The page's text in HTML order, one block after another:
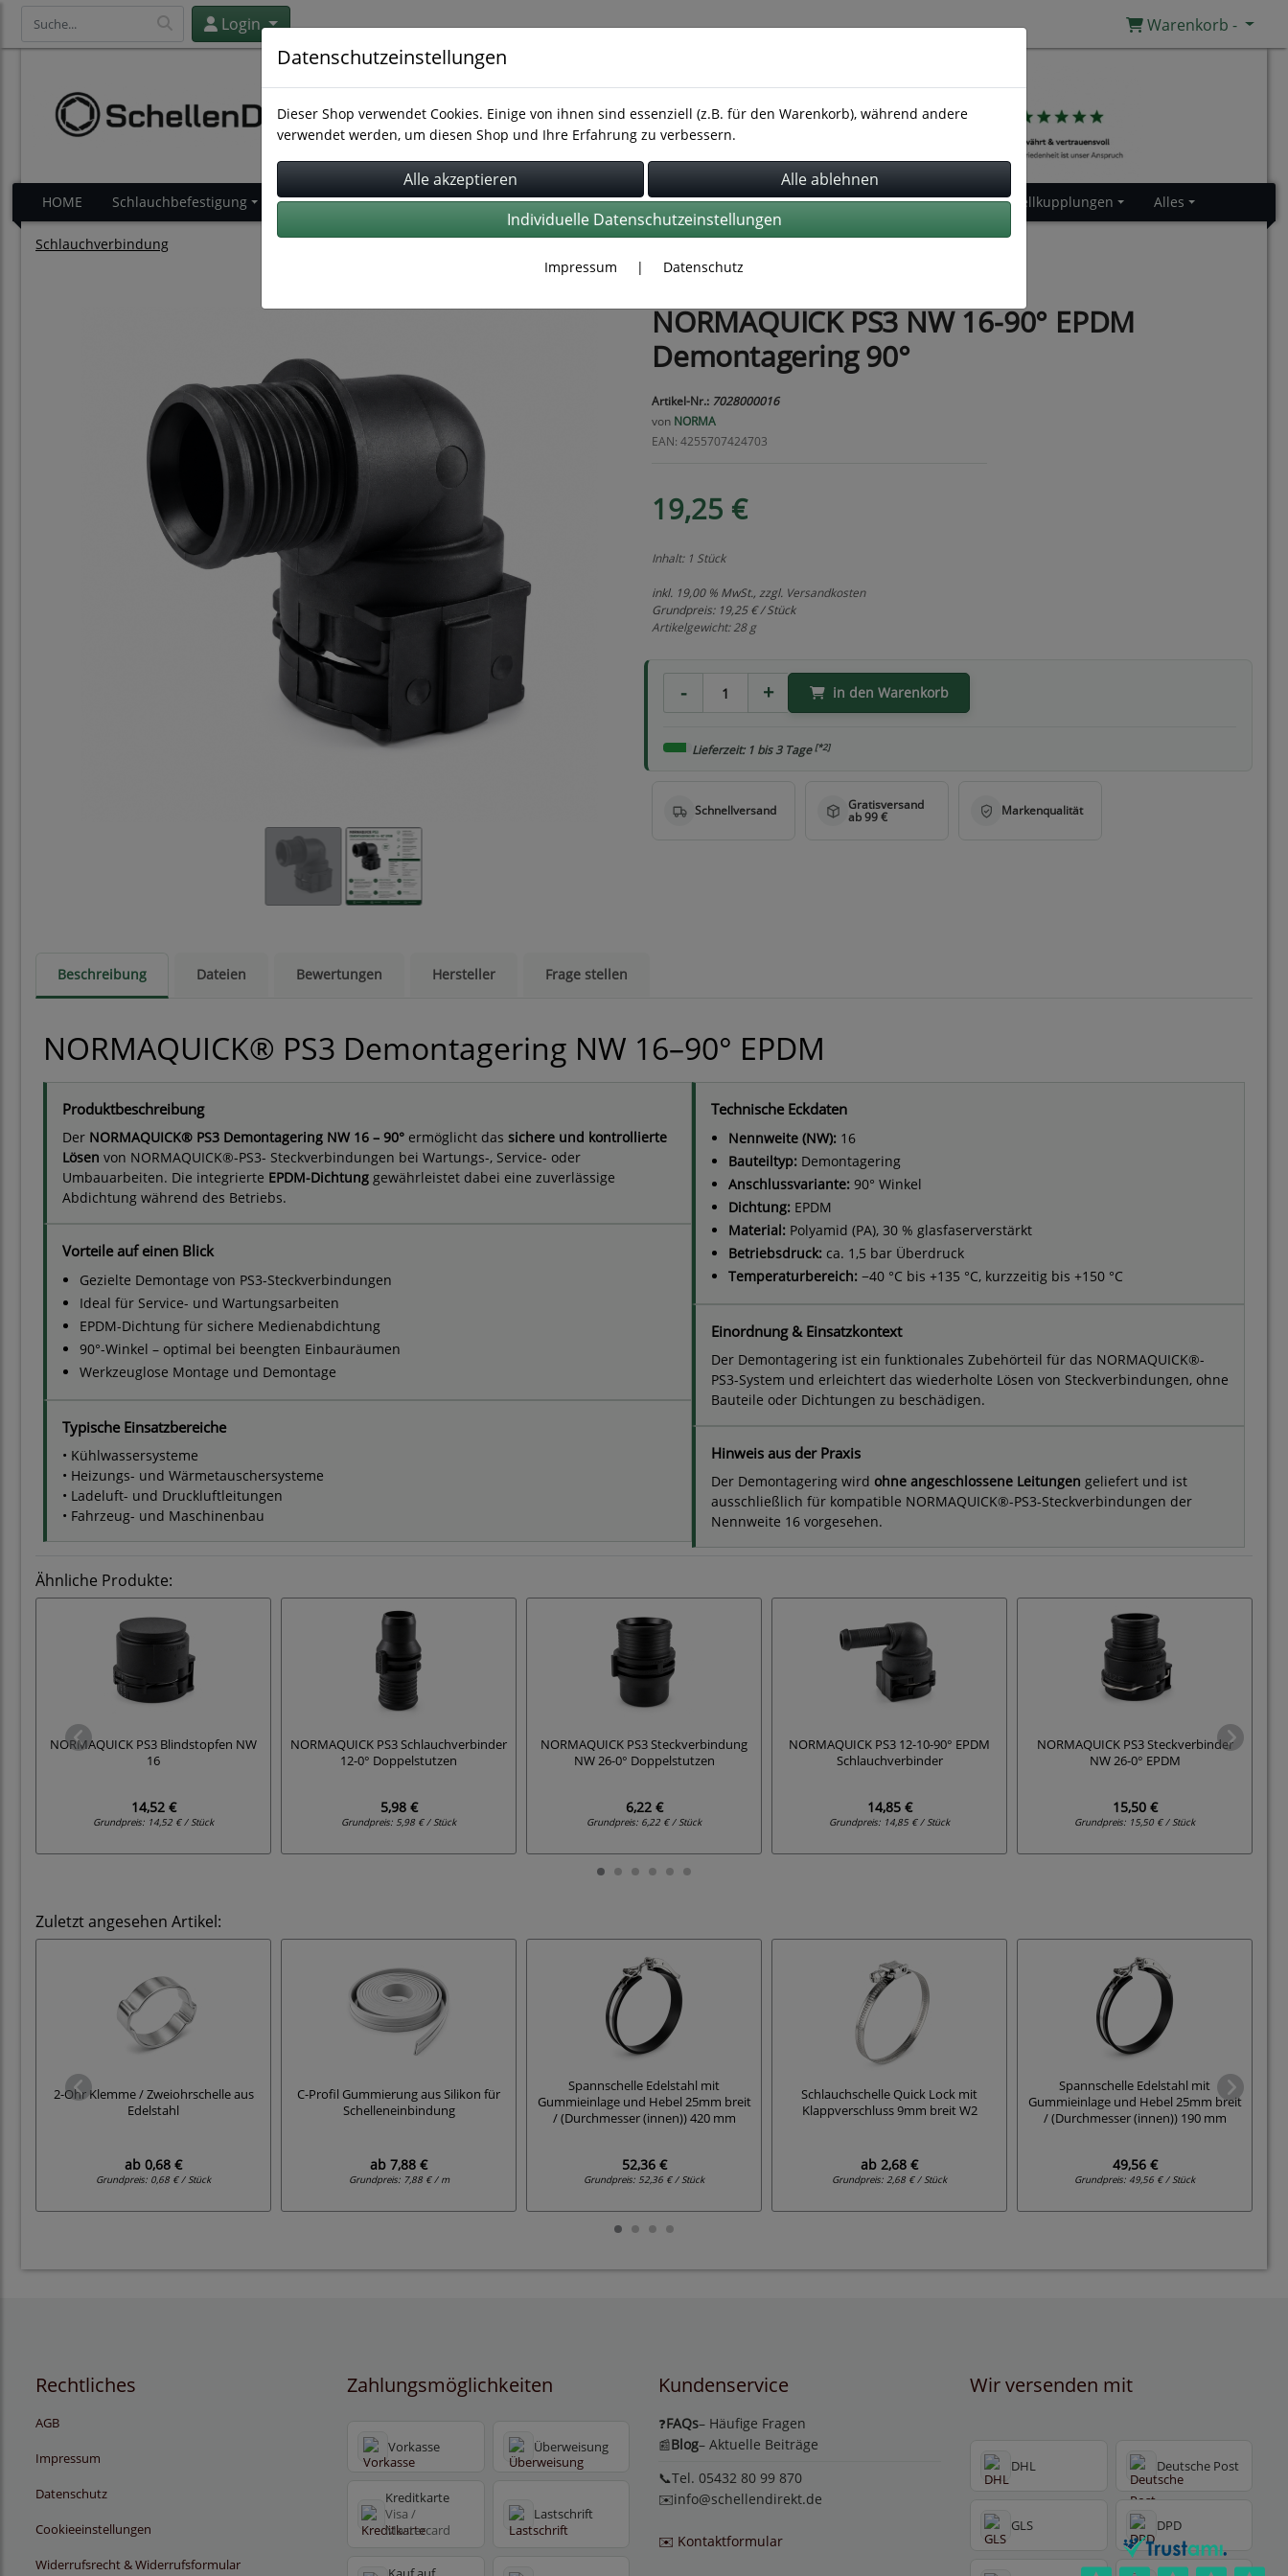
Login Warenkorb -
HOME Schlauchbefestigung Schlauchverbindung Rohrbefestigung Rohrverbindung Schläuche Gummiprofile Schnellkupplungen Alles
Schlauchverbindung
NORMAQUICK PS3 NW 16-90° EPDM
Demontagering 90°
Artikel-Nr.: 7028000016
von NORMA
EAN: 4255707424703
19,25 €
Inhalt: 1 Stück
inkl. 19,00 % MwSt., zzgl. Versandkosten
Grundpreis: 19,25 € / Stück
Artikelgewicht: 28 g
in den Warenkorb
Lieferzeit: 1 bis 3 Tage [*2]
Beschreibung Dateien Bewertungen Hersteller Frage stellen
NORMAQUICK® PS3 Demontagering NW 16–90° EPDM
Produktbeschreibung
Der NORMAQUICK® PS3 Demontagering NW 16 – 90° ermöglicht das sichere und kontrollierte
Lösen von NORMAQUICK®-PS3- Steckverbindungen bei Wartungs-, Service- oder
Umbauarbeiten. Die integrierte EPDM-Dichtung gewährleistet dabei eine zuverlässige
Abdichtung während des Betriebs.
Vorteile auf einen Blick
Gezielte Demontage von PS3-Steckverbindungen
Ideal für Service- und Wartungsarbeiten
EPDM-Dichtung für sichere Medienabdichtung
90°-Winkel – optimal bei beengten Einbauräumen
Werkzeuglose Montage und Demontage
Typische Einsatzbereiche
• Kühlwassersysteme
• Heizungs- und Wärmetauschersysteme
• Ladeluft- und Druckluftleitungen
• Fahrzeug- und Maschinenbau
Technische Eckdaten
Nennweite (NW): 16
Bauteiltyp: Demontagering
Anschlussvariante: 90° Winkel
Dichtung: EPDM
Material: Polyamid (PA), 30 % glasfaserverstärkt
Betriebsdruck: ca. 1,5 bar Überdruck
Temperaturbereich: −40 °C bis +135 °C, kurzzeitig bis +150 °C
Einordnung & Einsatzkontext
Der Demontagering ist ein funktionales Zubehörteil für das NORMAQUICK®-
PS3-System und erleichtert das wiederholte Lösen von Steckverbindungen, ohne
Bauteile oder Dichtungen zu beschädigen.
Hinweis aus der Praxis
Der Demontagering wird ohne angeschlossene Leitungen geliefert und ist
ausschließlich für kompatible NORMAQUICK®-PS3-Steckverbindungen der
Nennweite 16 vorgesehen.
Ähnliche Produkte:
NORMAQUICK PS3 Blindstopfen NW
16
14,52 €
Grundpreis: 14,52 € / Stück
NORMAQUICK PS3 Schlauchverbinder
12-0° Doppelstutzen
5,98 €
Grundpreis: 5,98 € / Stück
NORMAQUICK PS3 Steckverbindung
NW 26-0° Doppelstutzen
6,22 €
Grundpreis: 6,22 € / Stück
NORMAQUICK PS3 12-10-90° EPDM
Schlauchverbinder
14,85 €
Grundpreis: 14,85 € / Stück
NORMAQUICK PS3 Steckverbinder
NW 26-0° EPDM
15,50 €
Grundpreis: 15,50 € / Stück
Zuletzt angesehen Artikel:
2-Ohr Klemme / Zweiohrschelle aus
Edelstahl
ab 0,68 €
Grundpreis: 0,68 € / Stück
C-Profil Gummierung aus Silikon für
Schelleneinbindung
ab 7,88 €
Grundpreis: 7,88 € / m
Spannschelle Edelstahl mit
Gummieinlage und Hebel 25mm breit
/ (Durchmesser (innen)) 420 mm
52,36 €
Grundpreis: 52,36 € / Stück
Schlauchschelle Quick Lock mit
Klappverschluss 9mm breit W2
ab 2,68 €
Grundpreis: 2,68 € / Stück
Spannschelle Edelstahl mit
Gummieinlage und Hebel 25mm breit
/ (Durchmesser (innen)) 190 mm
49,56 €
Grundpreis: 49,56 € / Stück
Rechtliches
AGB
Impressum
Datenschutz
Cookieeinstellungen
Widerrufsrecht & Widerrufsformular
Zahlungsmöglichkeiten
Vorkasse Überweisung
Kreditkarte
Visa /
Mastercard
Lastschrift
Kundenservice
❓FAQs– Häufige Fragen
📰Blog– Aktuelle Beiträge
📞Tel. 05432 80 99 870
✉️info@schellendirekt.de
✉️ Kontaktformular
Wir versenden mit
DHL Deutsche Post
GLS DPD
Datenschutzeinstellungen
Dieser Shop verwendet Cookies. Einige von ihnen sind essenziell (z.B. für den Warenkorb), während andere
verwendet werden, um diesen Shop und Ihre Erfahrung zu verbessern.
Individuelle Datenschutzeinstellungen
Impressum | Datenschutz